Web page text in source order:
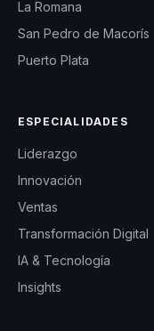
La Romana
San Pedro de Macorís
Puerto Plata
ESPECIALIDADES
Liderazgo
Innovación
Ventas
Transformación Digital
IA & Tecnología
Insights